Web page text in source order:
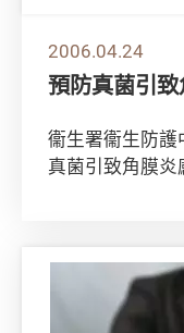
2006.04.24
預防真菌引
衞生署衞生防
真菌引致角膜炎